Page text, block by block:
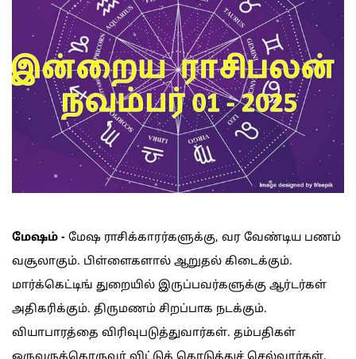
மேஷம் - மேஷ ராசிக்காரர்களுக்கு, வர வேண்டிய பணம்
வசூலாகும். பிள்ளைகளால் ஆறுதல் கிடைக்கும்.
மார்க்கெட்டிங் துறையில் இருப்பவர்களுக்கு ஆர்டர்கள்
அதிகரிக்கும். திருமணம் சிறப்பாக நடக்கும்.
வியாபாரத்தை விரிவுபடுத்துவார்கள். தம்பதிகள்